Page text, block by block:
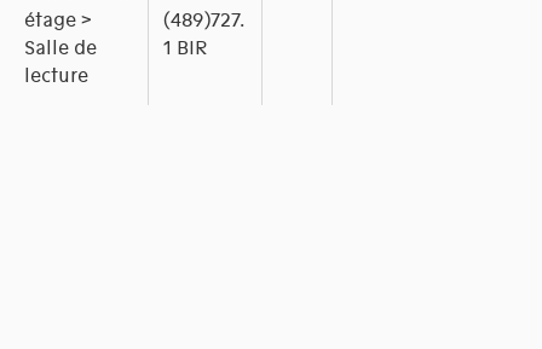
étage >
Salle de
lecture
(489)727.
1 BIR